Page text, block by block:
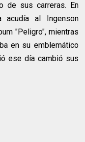
de sus carreras. En
acudía al Ingenson
"Peligro", mientras
en su emblemático
ese día cambió sus